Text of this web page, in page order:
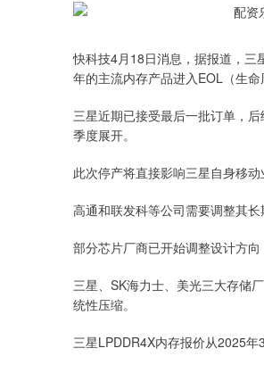
快科技4月18日消息，据报道，三
年的主流内存产品进入EOL（生命
三星近期已接受最后一批订单，
季度展开。
此次停产将直接影响三星自身移
高通和联发科等公司需要调整其
部分芯片厂商已开始调整设计方
三星、SK海力士、美光三大存储
统性压缩。
三星LPDDR4X内存报价从2025年